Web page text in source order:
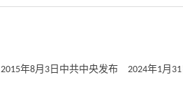
2015年8月 3 日中共中央发布 2024年1月 31